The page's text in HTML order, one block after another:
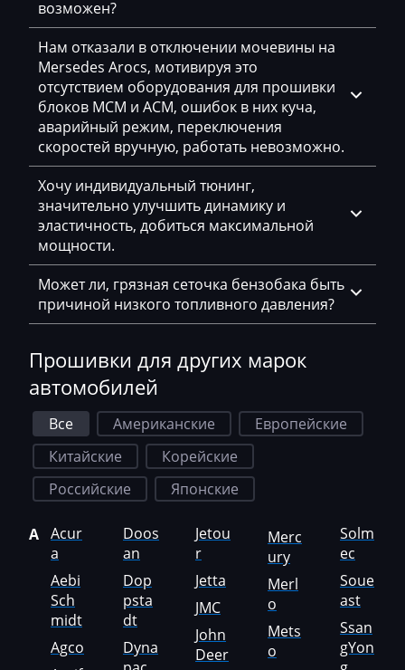
Doppstadt
Dynapac
EcoLog
Eggersmann
Exeed
Extreme moto
Faresin
Farmtrac
Fendt
Fiat
Ford
Foton
Furukawa
GAC
Geely
Gehl
возможен?
Нам отказали в отключении мочевины на
Mersedes Arocs, мотивируя это
отсутствием оборудования для прошивки
блоков MCM и ACM, ошибок в них куча,
аварийный режим, переключения
скоростей вручную, работать невозможно.
Хочу индивидуальный тюнинг,
значительно улучшить динамику и
эластичность, добиться максимальной
мощности.
Может ли, грязная сеточка бензобака быть
причиной низкого топливного давления?
Прошивки для других марок
автомобилей
Все Американские
Европейские
Китайские
Корейские
Российские
Японские
A Acur
a
Aebi
Sch
midt
Agco
Doos
an
Dop
psta
dt
Dyna
Jetou
r
Jetta
JMC
John
Deer
Merc
ury
Merl
o
Mets
o
Solm
ec
Soue
ast
Ssan
gYon